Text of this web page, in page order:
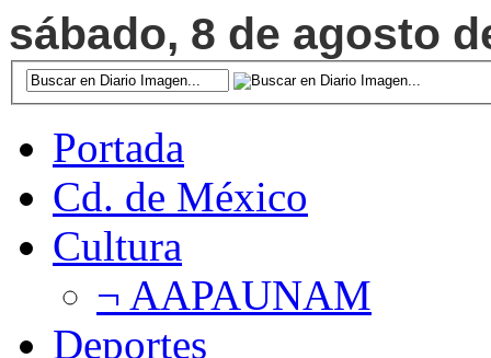
sábado, 8 de agosto
Portada
Cd. de México
Cultura
¬ AAPAUNAM
Deportes